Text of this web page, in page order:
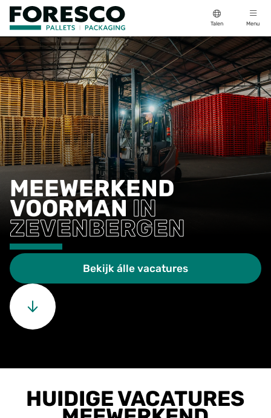
Talen Menu
MEEWERKEND
VOORMAN IN
ZEVENBERGEN
Bekijk álle vacatures
HUIDIGE VACATURES